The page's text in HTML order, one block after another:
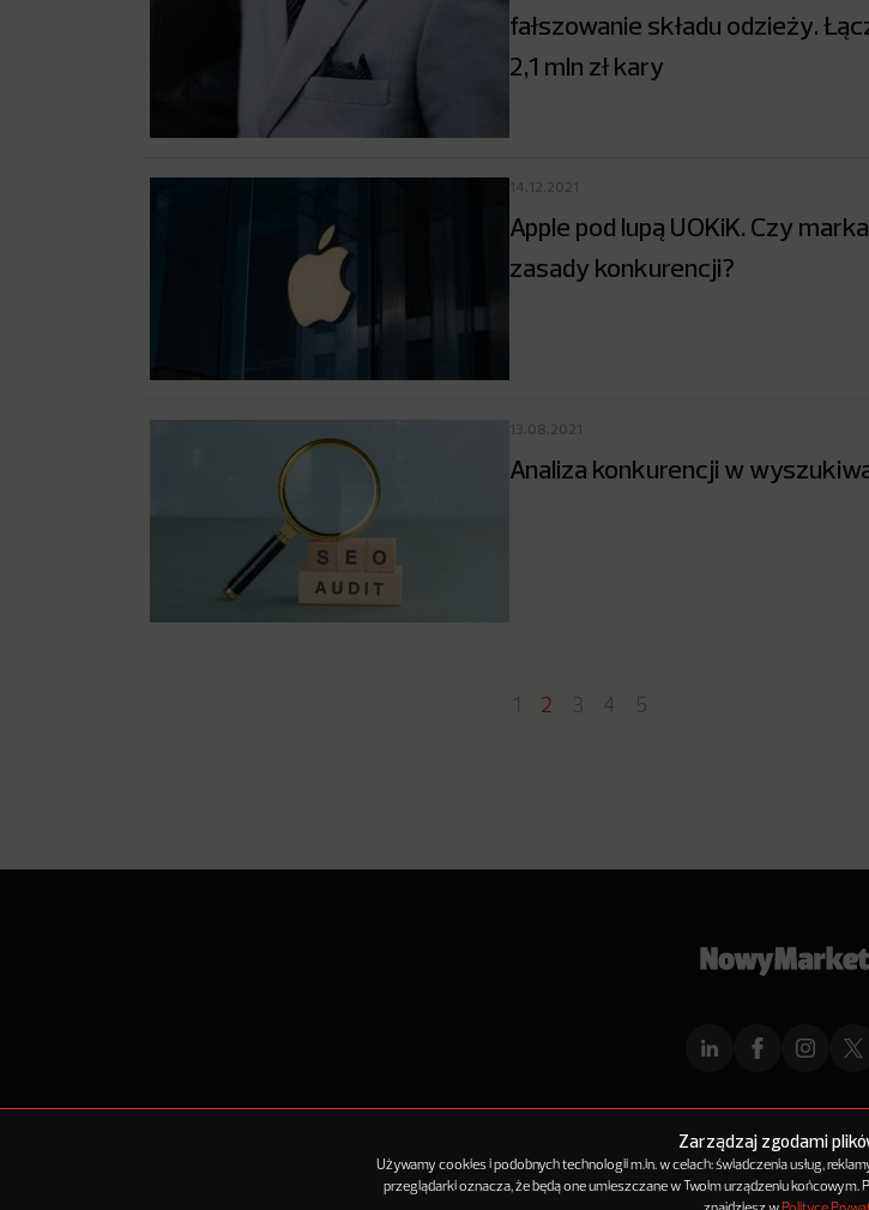
Zarządzaj zgodami
Używamy cookies i podobnych technologii m.in. w celach: świadczenia usług,
przeglądarki oznacza, że będą one umieszczane w Twoim urządzeniu końcowym.
fałszowanie składu odzieży.
2,1 mln zł kary
14.12.2021
Apple pod lupą UOKiK. Czy
zasady konkurencji?
13.08.2021
Analiza konkurencji w
1 2 3 4 5
ReklamaKontaktPolityka